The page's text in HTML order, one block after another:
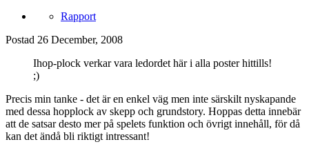
Rapport
Postad 26 December, 2008
Ihop-plock verkar vara ledordet här i alla poster hittills!
;)
Precis min tanke - det är en enkel väg men inte särskilt nyskapande
med dessa hopplock av skepp och grundstory. Hoppas detta innebär
att de satsar desto mer på spelets funktion och övrigt innehåll, för då
kan det ändå bli riktigt intressant!